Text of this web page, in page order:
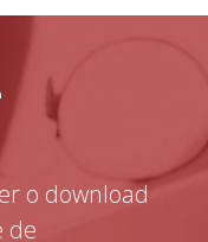
o download
de